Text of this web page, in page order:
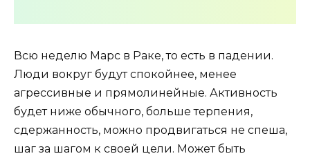
Всю неделю Марс в Раке, то есть в падении.
Люди вокруг будут спокойнее, менее
агрессивные и прямолинейные. Активность
будет ниже обычного, больше терпения,
сдержанность, можно продвигаться не спеша,
шаг за шагом к своей цели. Может быть